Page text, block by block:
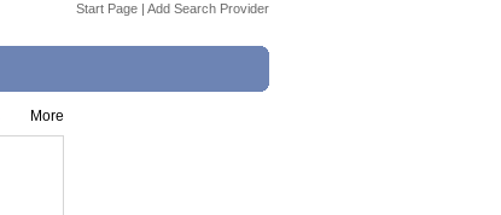
Start Page | Add Search Provider
More